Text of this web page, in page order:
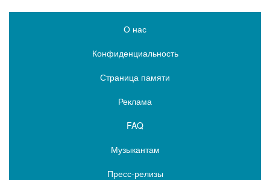
О нас
Конфиденциальность
Страница памяти
Реклама
FAQ
Музыкантам
Пресс-релизы